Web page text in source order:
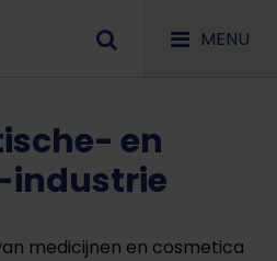
MENU
en
industrie
medicijnen en cosmetica